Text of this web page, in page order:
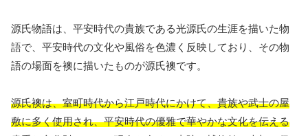
源氏物語は、平安時代の貴族である光源氏の生涯を描いた物
語で、平安時代の文化や風俗を色濃く反映しており、その物
語の場面を襖に描いたものが源氏襖です。
源氏襖は、室町時代から江戸時代にかけて、貴族や武士の屋
敷に多く使用され、平安時代の優雅で華やかな文化を伝える